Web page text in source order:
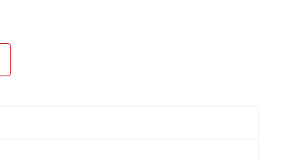
話般活潑有趣。
背的苦惱。